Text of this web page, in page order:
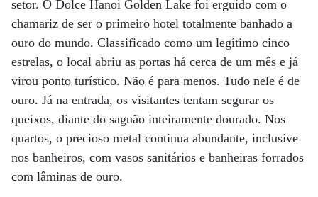
setor. O Dolce Hanoi Golden Lake foi erguido com o
chamariz de ser o primeiro hotel totalmente banhado a
ouro do mundo. Classificado como um legítimo cinco
estrelas, o local abriu as portas há cerca de um mês e já
virou ponto turístico. Não é para menos. Tudo nele é de
ouro. Já na entrada, os visitantes tentam segurar os
queixos, diante do saguão inteiramente dourado. Nos
quartos, o precioso metal continua abundante, inclusive
nos banheiros, com vasos sanitários e banheiras forrados
com lâminas de ouro.